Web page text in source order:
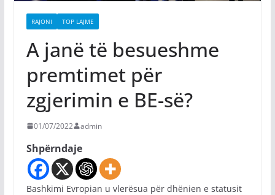
RAJONI TOP LAJME
A janë të besueshme
premtimet për
zgjerimin e BE-së?
01/07/2022 admin
Shpërndaje
Bashkimi Evropian u vlerësua për dhënien e statusit